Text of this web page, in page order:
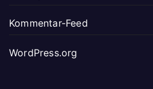
Kommentar-Feed
WordPress.org